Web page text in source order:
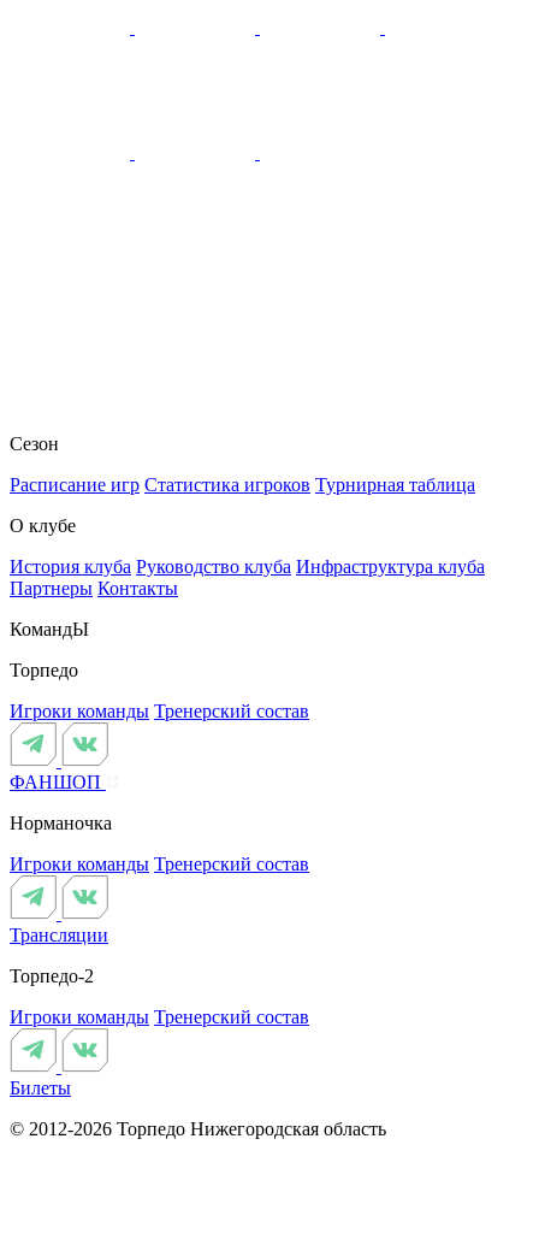
Сезон
Расписание игр Статистика игроков Турнирная таблица
О клубе
История клуба Руководство клуба Инфраструктура клуба
Партнеры Контакты
КомандЫ
Торпедо
Игроки команды Тренерский состав
ФАНШОП
Норманочка
Игроки команды Тренерский состав
Трансляции
Торпедо-2
Игроки команды Тренерский состав
Билеты
© 2012-2026 Торпедо Нижегородская область